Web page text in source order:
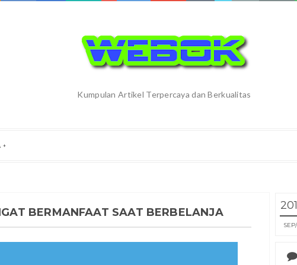
Kumpulan Artikel Terpercaya dan Berkualitas
SEP
BERMANFAAT SAAT BERBELANJA